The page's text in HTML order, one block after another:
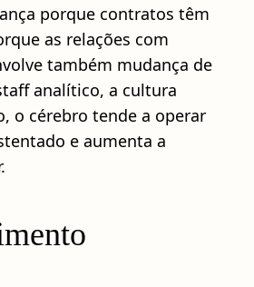
porque contratos têm
as relações com
também mudança de
analítico, a cultura
o cérebro tende a operar
e aumenta a